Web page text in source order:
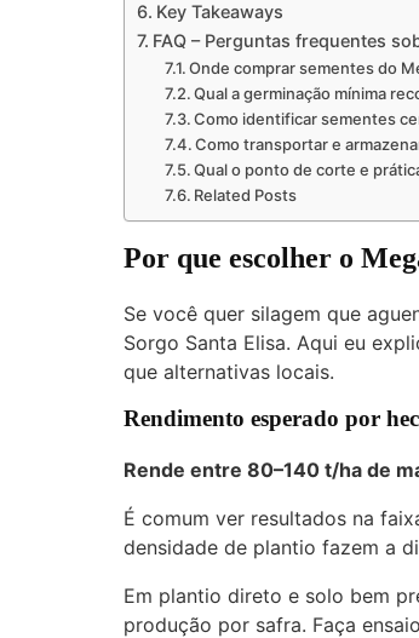
Key Takeaways
FAQ – Perguntas frequentes
Onde comprar sementes do
Qual a germinação mínima
Como identificar sementes
Como transportar e
Qual o ponto de corte e
Related Posts
Por que escolher o
Se você quer silagem que
Sorgo Santa Elisa. Aqui eu
que alternativas locais.
Rendimento esperado por
Rende entre 80–140 t/ha de
É comum ver resultados na
densidade de plantio fazem a
Em plantio direto e solo bem
produção por safra. Faça